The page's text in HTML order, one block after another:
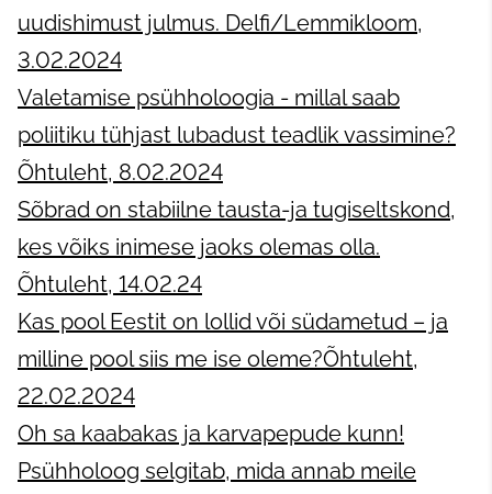
uudishimust julmus. Delfi/Lemmikloom,
3.02.2024
Valetamise psühholoogia - millal saab
poliitiku tühjast lubadust teadlik vassimine?
Õhtuleht, 8.02.2024
Sõbrad on stabiilne tausta-ja tugiseltskond,
kes võiks inimese jaoks olemas olla.
Õhtuleht, 14.02.24
Kas pool Eestit on lollid või südametud – ja
milline pool siis me ise oleme?Õhtuleht,
22.02.2024
Oh sa kaabakas ja karvapepude kunn!
Psühholoog selgitab, mida annab meile